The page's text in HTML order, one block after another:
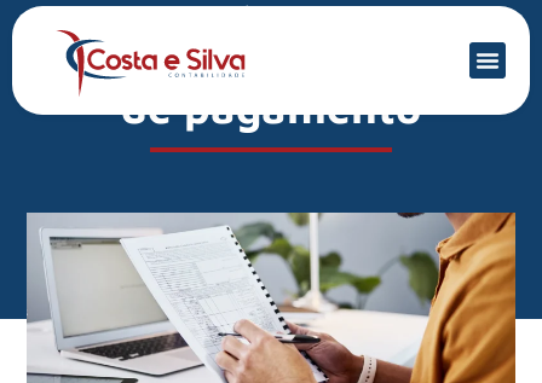
Mercado Financeiro
Desoneração da folha
de pagamento